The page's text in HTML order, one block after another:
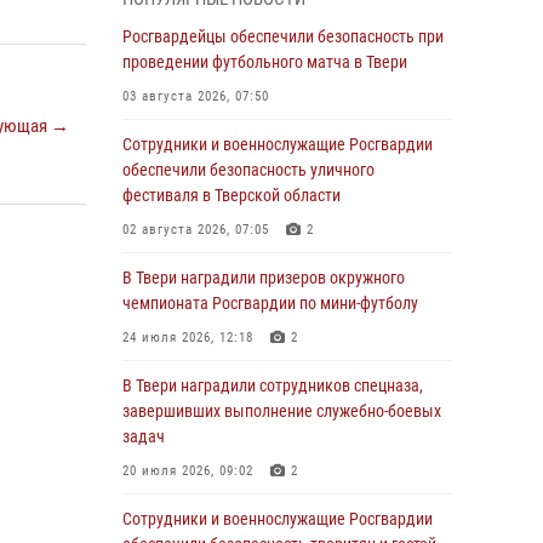
→
Росгвардии Героя России генерала армии
Виктора Золотова с заместителем
полномочного представителя Президента
31 июля 2026, 05:42 4
Росгвардейцы в Твери приняли участие в
молебне, посвященном Дню Крещения Руси
Сотрудники вневедомственной охраны
совершили 250 выездов и пресекли 20
области
27 июля 2026, 08:29
В Твери наградили призеров окружного
24 июля 2026, 12:18 2
Росгвардейцы обеспечили безопасность при
проведении футбольного матча в Твери
03 августа 2026, 07:50
Сотрудники и военнослужащие Росгвардии
обеспечили безопасность уличного
фестиваля в Тверской области
02 августа 2026, 07:05 2
В Твери наградили призеров окружного
чемпионата Росгвардии по мини-футболу
24 июля 2026, 12:18 2
В Твери наградили сотрудников спецназа,
завершивших выполнение служебно-боевых
задач
20 июля 2026, 09:02 2
Сотрудники и военнослужащие Росгвардии